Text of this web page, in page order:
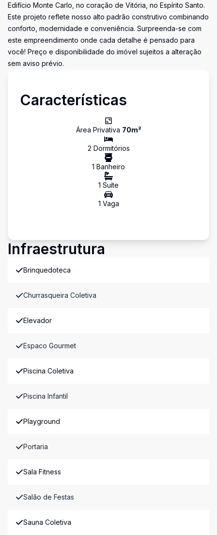
Edifício Monte Carlo, no coração de Vitória, no Espírito Santo.
Este projeto reflete nosso alto padrão construtivo combinando
conforto, modernidade e conveniência. Surpreenda-se com
este empreendimento onde cada detalhe é pensado para
você! Preço e disponibilidade do imóvel sujeitos a alteração
sem aviso prévio.
Características
Área Privativa 70m²
2 Dormitórios
1 Banheiro
1 Suíte
1 Vaga
Infraestrutura
Brinquedoteca
Churrasqueira Coletiva
Elevador
Espaco Gourmet
Piscina Coletiva
Piscina Infantil
Playground
Portaria
Sala Fitness
Salão de Festas
Sauna Coletiva